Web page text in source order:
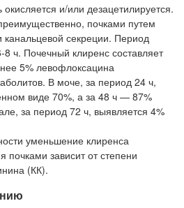
и/или дезацетилируется.
почками путем
канальцевой секреции. Период
ч. Почечный клиренс составляет
5% левофлоксацина
В моче, за период 24 ч,
виде 70%, а за 48 ч — 87%
за период 72 ч, выявляется 4%
уменьшение клиренса
почками зависит от степени
(КК).